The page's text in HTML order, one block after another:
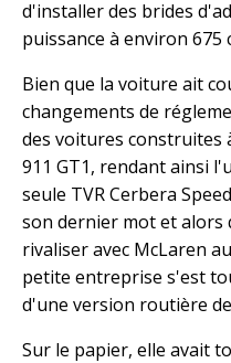
d'installer des brides
puissance à environ 675
Bien que la voiture ait
changements de
des voitures construites
911 GT1, rendant ainsi
seule TVR Cerbera
son dernier mot et alors
rivaliser avec McLaren
petite entreprise s'est
d'une version routière
Sur le papier, elle avait